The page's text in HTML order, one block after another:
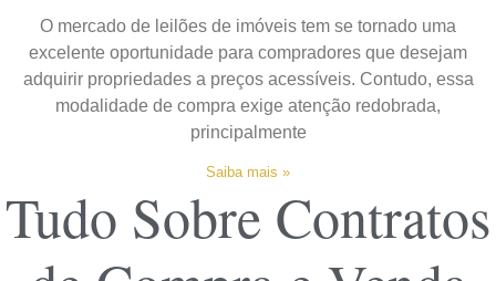
O mercado de leilões de imóveis tem se tornado uma
excelente oportunidade para compradores que desejam
adquirir propriedades a preços acessíveis. Contudo, essa
modalidade de compra exige atenção redobrada,
principalmente
Saiba mais »
Tudo Sobre Contratos